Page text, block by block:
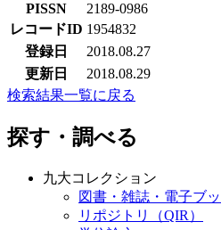
PISSN
2189-0986
レコードID 1954832
登録日
2018.08.27
更新日
2018.08.29
検索結果一覧に戻る
探す・調べる
九大コレクション
図書・雑誌・電子ブ
リポジトリ（QIR）